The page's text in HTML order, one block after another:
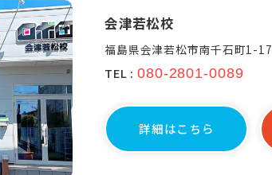
会津若松校
福島県会津若松市南千石町1-17
TEL : 080-2801-0089
詳細はこちら